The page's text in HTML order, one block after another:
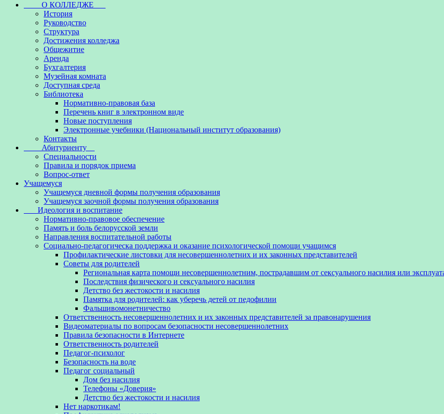
О КОЛЛЕДЖЕ
История
Руководство
Структура
Достижения колледжа
Общежитие
Аренда
Бухгалтерия
Музейная комната
Доступная среда
Библиотека
Нормативно-правовая база
Перечень книг в электронном виде
Новые поступления
Электронные учебники (Национальный институт образования)
Контакты
Абитуриенту
Специальности
Правила и порядок приема
Вопрос-ответ
Учащемуся
Учащемуся дневной формы получения образования
Учащемуся заочной формы получения образования
Идеология и воспитание
Нормативно-правовое обеспечение
Память и боль белорусской земли
Направления воспитательной работы
Социально-педагогическа поддержка и оказание психологической помощи учащимся
Профилактические листовки для несовершеннолетних и их законных представителей
Советы для родителей
Региональная карта помощи несовершеннолетним, пострадавшим от сексуального насилия или
Последствия физического и сексуального насилия
Детство без жестокости и насилия
Памятка для родителей: как уберечь детей от педофилии
Фальшивомонетничество
Ответственность несовершеннолетних и их законных представителей за правонарушения
Видеоматериалы по вопросам безопасности несовершеннолетних
Правила безопасности в Интернете
Ответственность родителей
Педагог-психолог
Безопасность на воде
Педагог социальный
Дом без насилия
Телефоны «Доверия»
Детство без жестокости и насилия
Нет наркотикам!